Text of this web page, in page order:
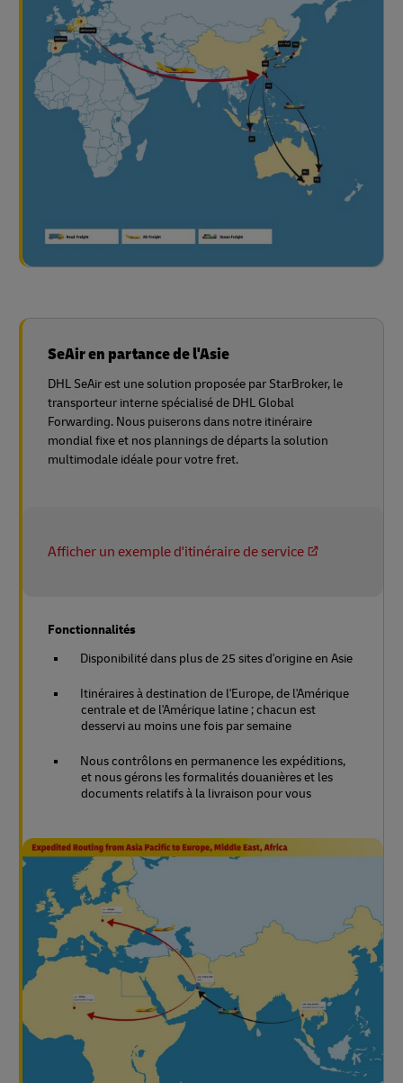
SeAir en partance de l'Asie
DHL SeAir est une solution proposée par StarBroker, le
transporteur interne spécialisé de DHL Global
Forwarding. Nous puiserons dans notre itinéraire
mondial fixe et nos plannings de départs la solution
multimodale idéale pour votre fret.
Afficher un exemple d'itinéraire de service
Fonctionnalités
Disponibilité dans plus de 25 sites d'origine en Asie
Itinéraires à destination de l'Europe, de l'Amérique
centrale et de l'Amérique latine ; chacun est
desservi au moins une fois par semaine
Nous contrôlons en permanence les expéditions,
et nous gérons les formalités douanières et les
documents relatifs à la livraison pour vous